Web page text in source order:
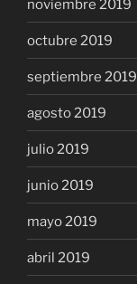
noviembre 2019
octubre 2019
septiembre 2019
agosto 2019
julio 2019
junio 2019
mayo 2019
abril 2019